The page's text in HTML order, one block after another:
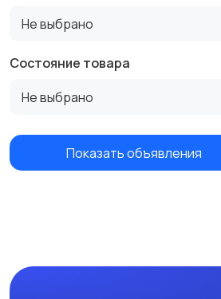
Не выбрано
Состояние товара
Не выбрано
Показать объявления